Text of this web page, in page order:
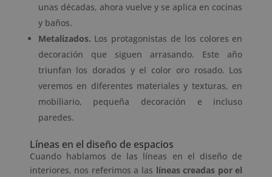
unas décadas, ahora vuelve y se aplica en cocinas
y baños.
Metalizados. Los protagonistas de los colores en
decoración que siguen arrasando. Este año
triunfan los dorados y el color oro rosado. Los
veremos en diferentes materiales y texturas, en
mobiliario, pequeña decoración e incluso
paredes.
Líneas en el diseño de espacios
Cuando hablamos de las líneas en el diseño de
interiores, nos referimos a las líneas creadas por el